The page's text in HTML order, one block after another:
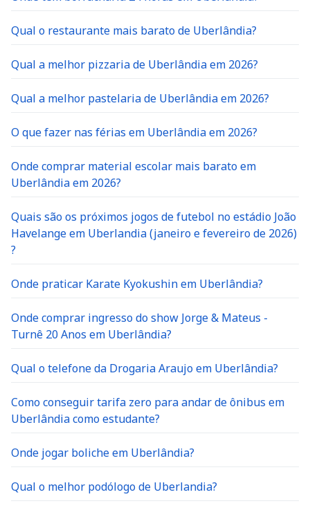
Qual o restaurante mais barato de Uberlândia?
Qual a melhor pizzaria de Uberlândia em 2026?
Qual a melhor pastelaria de Uberlândia em 2026?
O que fazer nas férias em Uberlândia em 2026?
Onde comprar material escolar mais barato em
Uberlândia em 2026?
Quais são os próximos jogos de futebol no estádio João
Havelange em Uberlandia (janeiro e fevereiro de 2026)
?
Onde praticar Karate Kyokushin em Uberlândia?
Onde comprar ingresso do show Jorge & Mateus -
Turnê 20 Anos em Uberlândia?
Qual o telefone da Drogaria Araujo em Uberlândia?
Como conseguir tarifa zero para andar de ônibus em
Uberlândia como estudante?
Onde jogar boliche em Uberlândia?
Qual o melhor podólogo de Uberlandia?